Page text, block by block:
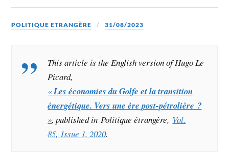
POLITIQUE ETRANGÈRE 31/08/2023
This article is the English version of Hugo Le
Picard,
«Les économies du Golfe et la transition
énergétique. Vers une ère post-pétrolière ?
», published in Politique étrangère, Vol.
85, Issue 1, 2020.